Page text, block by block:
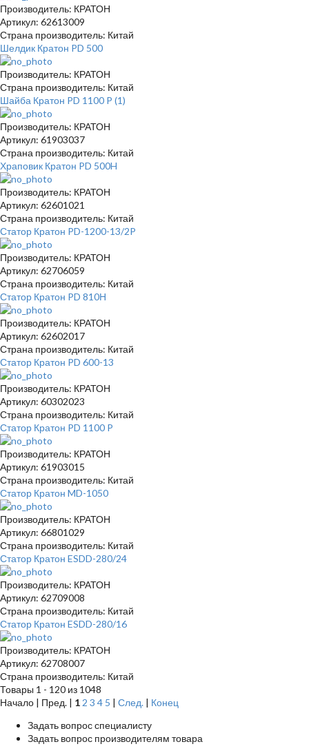
Производитель: КРАТОН
Артикул: 62613009
Страна производитель: Китай
Шелдик Кратон PD 500
Производитель: КРАТОН
Страна производитель: Китай
Шайба Кратон PD 1100 P (1)
Производитель: КРАТОН
Артикул: 61903037
Страна производитель: Китай
Храповик Кратон PD 500H
Производитель: КРАТОН
Артикул: 62601021
Страна производитель: Китай
Статор Кратон PD-1200-13/2P
Производитель: КРАТОН
Артикул: 62706059
Страна производитель: Китай
Статор Кратон PD 810Н
Производитель: КРАТОН
Артикул: 62602017
Страна производитель: Китай
Статор Кратон PD 600-13
Производитель: КРАТОН
Артикул: 60302023
Страна производитель: Китай
Статор Кратон PD 1100 P
Производитель: КРАТОН
Артикул: 61903015
Страна производитель: Китай
Статор Кратон MD-1050
Производитель: КРАТОН
Артикул: 66801029
Страна производитель: Китай
Статор Кратон ESDD-280/24
Производитель: КРАТОН
Артикул: 62709008
Страна производитель: Китай
Статор Кратон ESDD-280/16
Производитель: КРАТОН
Артикул: 62708007
Страна производитель: Китай
Товары 1 - 120 из 1048
Начало | Пред. | 1 2 3 4 5 | След. | Конец
Задать вопрос специалисту
Задать вопрос производителям товара